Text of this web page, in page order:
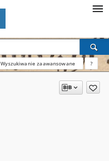
Wyszukiwanie zaawansowane ?